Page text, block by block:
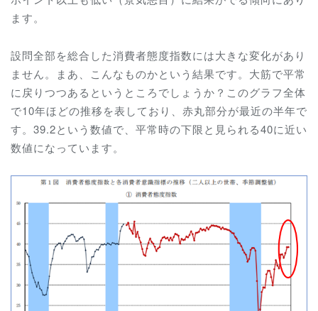
ます。
設問全部を総合した消費者態度指数には大きな変化があり
ません。まあ、こんなものかという結果です。大筋で平常
に戻りつつあるというところでしょうか？このグラフ全体
で10年ほどの推移を表しており、赤丸部分が最近の半年で
す。39.2という数値で、平常時の下限と見られる40に近い
数値になっています。